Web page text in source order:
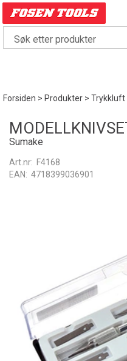
Forsiden>Produkter>Trykkluft
Sumake
Art.nr: F4168
EAN: 4718399036901